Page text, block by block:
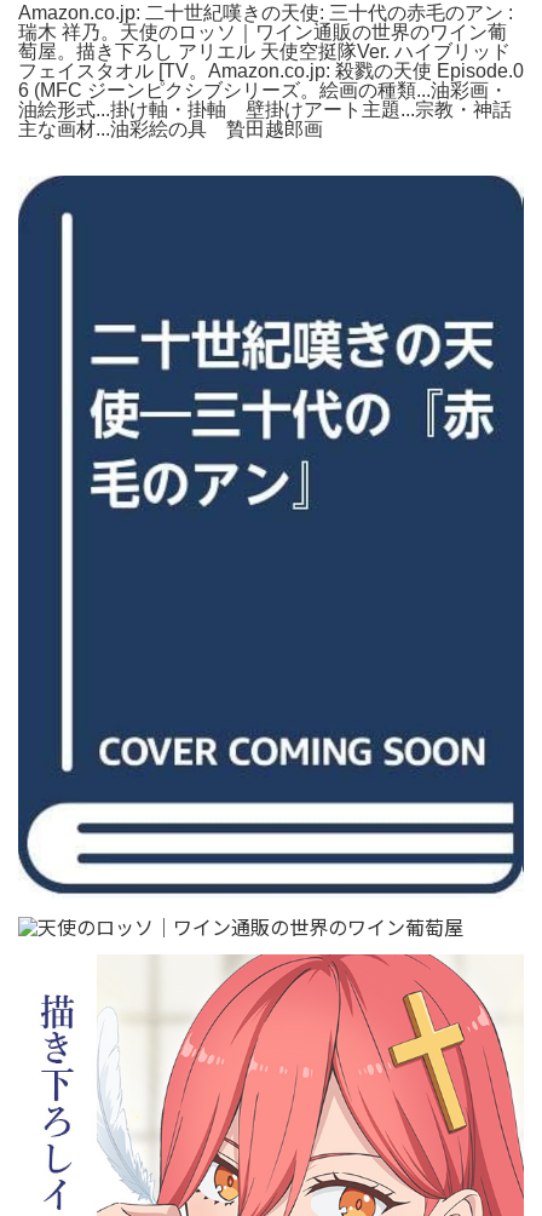
Amazon.co.jp: 二十世紀嘆きの天使: 三十代の赤毛のアン :
瑞木 祥乃。天使のロッソ｜ワイン通販の世界のワイン葡
萄屋。描き下ろし アリエル 天使空挺隊Ver. ハイブリッド
フェイスタオル [TV。Amazon.co.jp: 殺戮の天使 Episode.0
6 (MFC ジーンピクシブシリーズ。絵画の種類...油彩画・
油絵形式...掛け軸・掛軸 壁掛けアート主題...宗教・神話
主な画材...油彩絵の具 贄田越郎画